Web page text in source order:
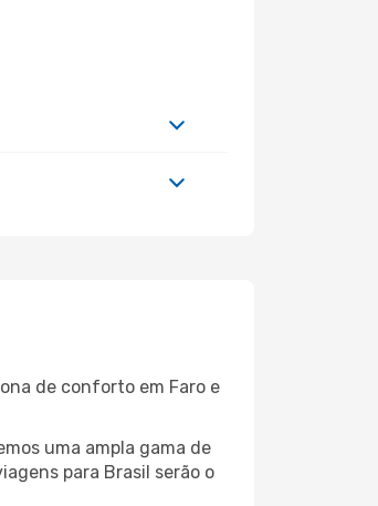
de conforto em Faro e
uma ampla gama de
para Brasil serão o